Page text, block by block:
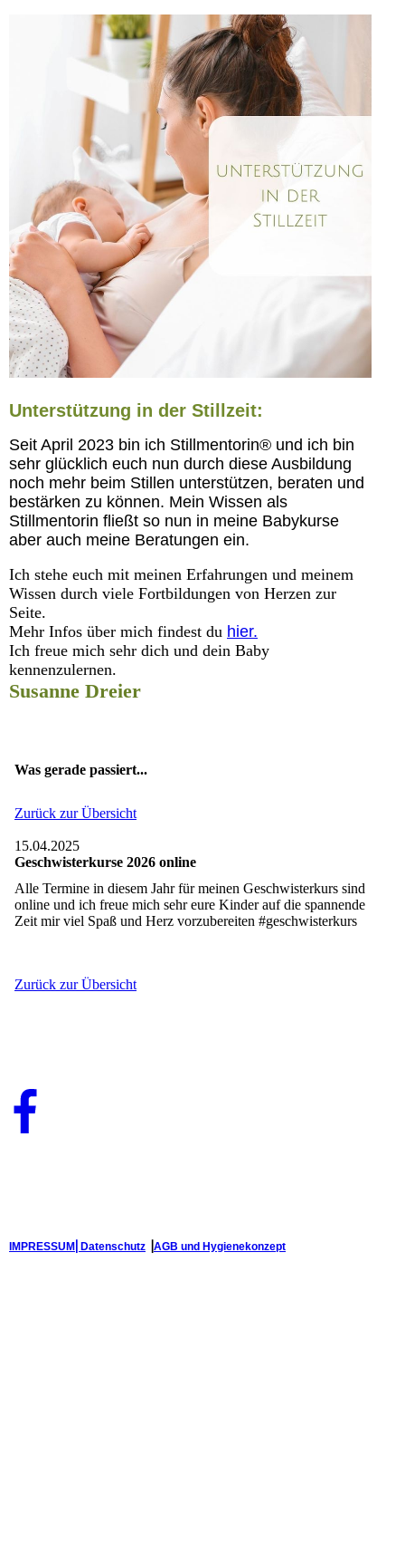
Unterstützung in der Stillzeit:
Seit April 2023 bin ich Stillmentorin® und ich bin
sehr glücklich euch nun durch diese Ausbildung
noch mehr beim Stillen unterstützen, beraten und
bestärken zu können. Mein Wissen als
Stillmentorin fließt so nun in meine Babykurse
aber auch meine Beratungen ein.
Ich stehe euch mit meinen Erfahrungen und meinem
Wissen durch viele Fortbildungen von Herzen zur
Seite.
Mehr Infos über mich findest du hier.
Ich freue mich sehr dich und dein Baby
kennenzulernen.
Susanne Dreier
Was gerade passiert...
Zurück zur Übersicht
15.04.2025
Geschwisterkurse 2026 online
Alle Termine in diesem Jahr für meinen Geschwisterkurs sind
online und ich freue mich sehr eure Kinder auf die spannende
Zeit mir viel Spaß und Herz vorzubereiten #geschwisterkurs
Zurück zur Übersicht
IMPRESSUM⎢ Datenschutz AGB und Hygienekonzept